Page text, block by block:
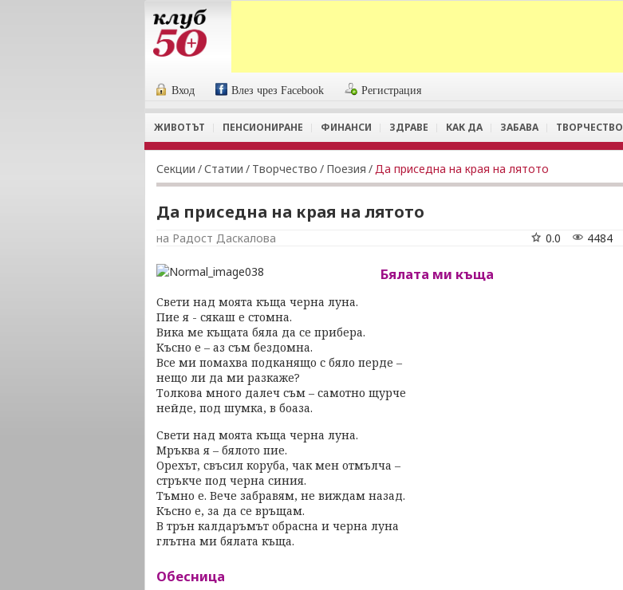
Вход Влез чрез Facebook Регистрация
ЖИВОТЪТ ПЕНСИОНИРАНЕ ФИНАНСИ ЗДРАВЕ КАК ДА ЗАБАВА ТВОРЧЕСТВО
Секции /Статии / Творчество / Поезия /Да приседна на края на лятото
Да приседна на края на лятото
на Радост Даскалова 4484
0.0
Бялата ми къща
Свети над моята къща черна луна.
Пие я - сякаш е стомна.
Вика ме къщата бяла да се прибера.
Късно е – аз съм бездомна.
Все ми помахва подканящо с бяло перде –
нещо ли да ми разкаже?
Толкова много далеч съм – самотно щурче
нейде, под шумка, в боаза.
Свети над моята къща черна луна.
Мръква я – бялото пие.
Орехът, свъсил коруба, чак мен отмълча –
стръкче под черна синия.
Тъмно е. Вече забравям, не виждам назад.
Късно е, за да се връщам.
В трън калдаръмът обрасна и черна луна
глътна ми бялата къща.
Обесница